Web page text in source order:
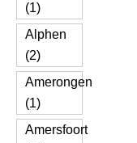
(1)
Alphen
(2)
Amerongen
(1)
Amersfoort